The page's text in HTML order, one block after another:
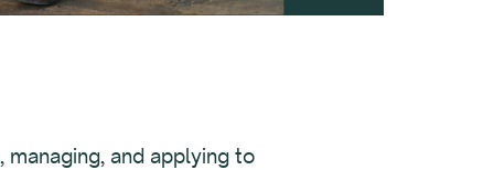
and applying to